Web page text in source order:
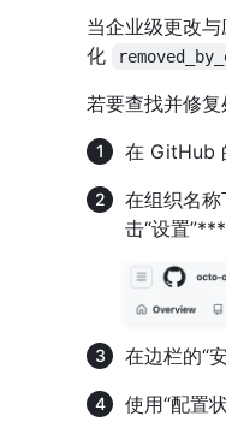
当企业级更改
化
若要查找并修
在 GitHub
在组织名
击“设置
在边栏的“
使用“配置